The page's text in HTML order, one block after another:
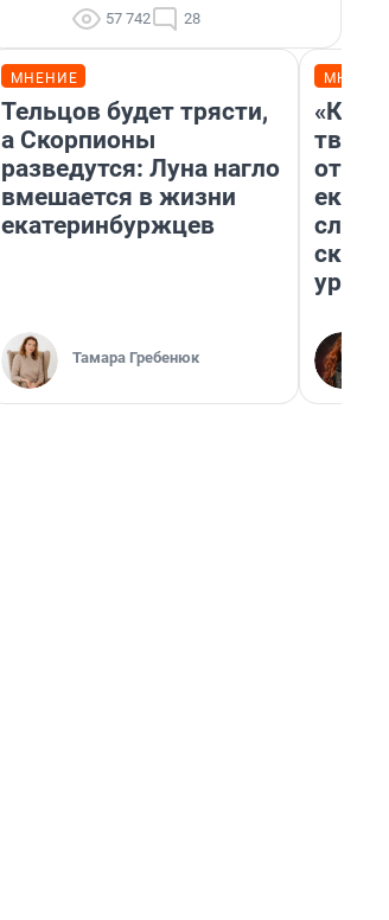
57 742 28
МНЕНИЕ
Тельцов будет трясти,
а Скорпионы
разведутся: Луна нагло
вмешается в жизни
екатеринбуржцев
Тамара Гребенюк